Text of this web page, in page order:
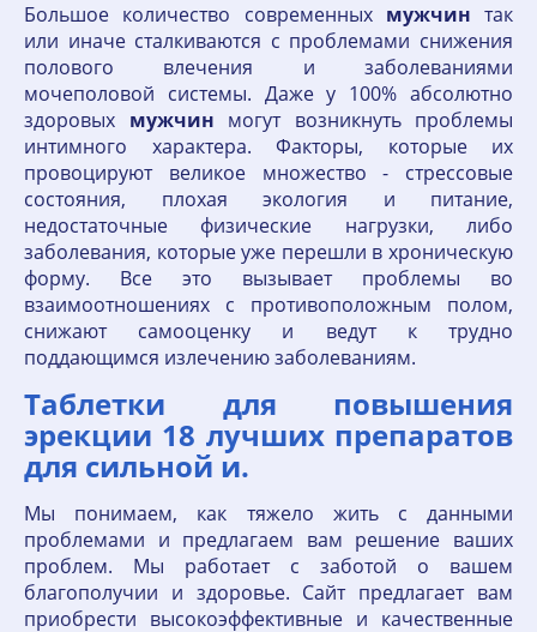
Большое количество современных мужчин так
или иначе сталкиваются с проблемами снижения
полового влечения и заболеваниями
мочеполовой системы. Даже у 100% абсолютно
здоровых мужчин могут возникнуть проблемы
интимного характера. Факторы, которые их
провоцируют великое множество - стрессовые
состояния, плохая экология и питание,
недостаточные физические нагрузки, либо
заболевания, которые уже перешли в хроническую
форму. Все это вызывает проблемы во
взаимоотношениях с противоположным полом,
снижают самооценку и ведут к трудно
поддающимся излечению заболеваниям.
Таблетки для повышения
эрекции 18 лучших препаратов
для сильной и.
Мы понимаем, как тяжело жить с данными
проблемами и предлагаем вам решение ваших
проблем. Мы работает с заботой о вашем
благополучии и здоровье. Сайт предлагает вам
приобрести высокоэффективные и качественные